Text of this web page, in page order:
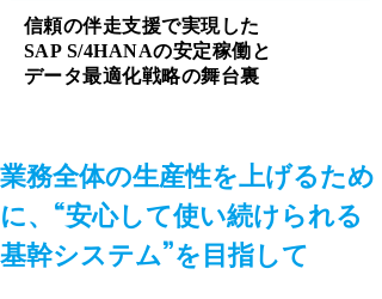
信頼の伴走支援で実現した
SAP S/4HANAの安定稼働と
データ最適化戦略の舞台裏
業務全体の生産性を上げるため
に、“安心して使い続けられる
基幹システム”を目指して